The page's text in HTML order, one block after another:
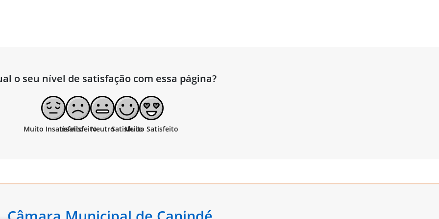
o seu nível de satisfação com essa página?